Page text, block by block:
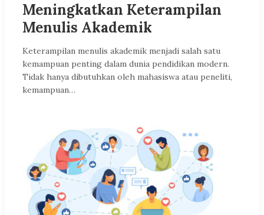
Meningkatkan Keterampilan
Menulis Akademik
Keterampilan menulis akademik menjadi salah satu
kemampuan penting dalam dunia pendidikan modern.
Tidak hanya dibutuhkan oleh mahasiswa atau peneliti,
kemampuan…